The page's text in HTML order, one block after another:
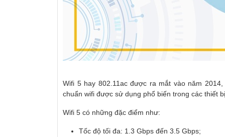
Wifi 5 hay 802.11ac được ra mắt vào năm
chuẩn wifi được sử dụng phổ biến trong các thiết
Wifi 5 có những đặc điểm như:
Tốc độ tối đa: 1.3 Gbps đến 3.5 Gbps;